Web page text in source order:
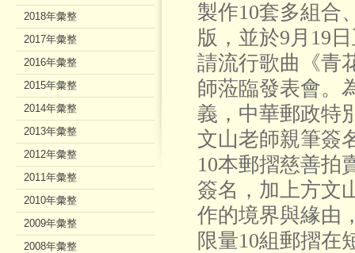
製作10套多組合
版，並於9月19
請流行歌曲《青
師蒞臨發表會。
義，中華郵政特
文山老師親筆簽
10本郵摺慈善拍
簽名，加上方文
作的境界與緣由
限量10組郵摺在
2018年彙整
2017年彙整
2016年彙整
2015年彙整
2014年彙整
2013年彙整
2012年彙整
2011年彙整
2010年彙整
2009年彙整
2008年彙整